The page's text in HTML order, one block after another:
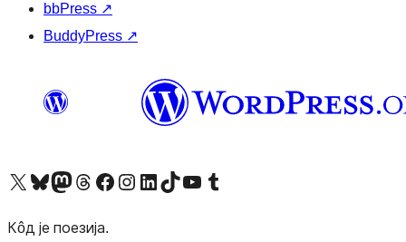
bbPress ↗
BuddyPress ↗
Visit our X (formerly Twitter) account
Посетите наш Bluesky налог
Visit our Mastodon account
Посетите наш налог на Threads-у Visit our Facebook pageПосетите наш Инстаграм налог
Visit our LinkedIn account
Посетите наш TikTok налог
Visit our YouTube channel
Посетите наш Tumblr налог
Кôд је поезија.